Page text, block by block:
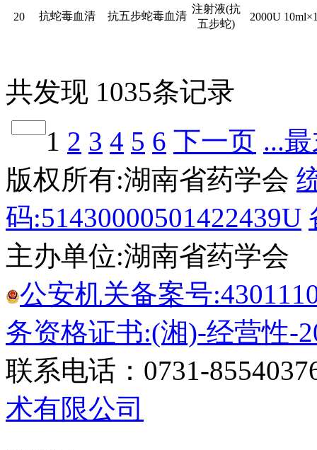
20 抗蛇毒血清 抗五步蛇毒血清
注射液(抗
五步蛇)
2000U
共发现 1035条记录
1 2 3 4 5 6 下一页 ...
版权所有:湖南省药学会
码:51430000501422439U
主办单位:湖南省药学会
公安机关备案号
务资格证书:(湘)-经营性-
联系电话：0731-
术有限公司